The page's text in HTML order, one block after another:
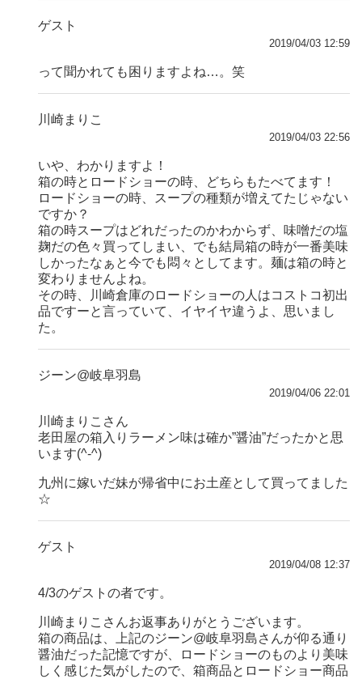
ゲスト
2019/04/03 12:59
って聞かれても困りますよね…。笑
川崎まりこ
2019/04/03 22:56
いや、わかりますよ！
箱の時とロードショーの時、どちらもたべてます！
ロードショーの時、スープの種類が増えてたじゃない
ですか？
箱の時スープはどれだったのかわからず、味噌だの塩
麹だの色々買ってしまい、でも結局箱の時が一番美味
しかったなぁと今でも悶々としてます。麺は箱の時と
変わりませんよね。
その時、川崎倉庫のロードショーの人はコストコ初出
品ですーと言っていて、イヤイヤ違うよ、思いまし
た。
ジーン@岐阜羽島
2019/04/06 22:01
川崎まりこさん
老田屋の箱入りラーメン味は確か”醤油”だったかと思
います(^-^)
九州に嫁いだ妹が帰省中にお土産として買ってました
☆
ゲスト
2019/04/08 12:37
4/3のゲストの者です。
川崎まりこさんお返事ありがとうございます。
箱の商品は、上記のジーン@岐阜羽島さんが仰る通り
醤油だった記憶ですが、ロードショーのものより美味
しく感じた気がしたので、箱商品とロードショー商品